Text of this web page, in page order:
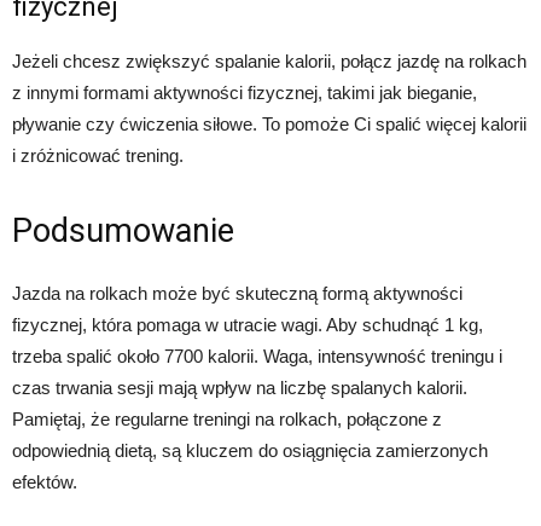
fizycznej
Jeżeli chcesz zwiększyć spalanie kalorii, połącz jazdę na rolkach
z innymi formami aktywności fizycznej, takimi jak bieganie,
pływanie czy ćwiczenia siłowe. To pomoże Ci spalić więcej kalorii
i zróżnicować trening.
Podsumowanie
Jazda na rolkach może być skuteczną formą aktywności
fizycznej, która pomaga w utracie wagi. Aby schudnąć 1 kg,
trzeba spalić około 7700 kalorii. Waga, intensywność treningu i
czas trwania sesji mają wpływ na liczbę spalanych kalorii.
Pamiętaj, że regularne treningi na rolkach, połączone z
odpowiednią dietą, są kluczem do osiągnięcia zamierzonych
efektów.